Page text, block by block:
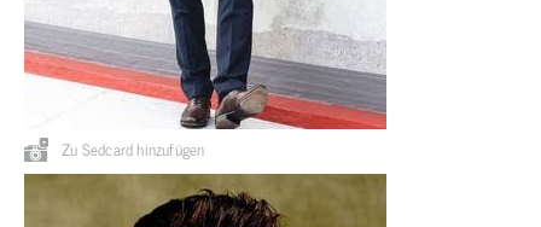
Zu Sedcard hinzufügen